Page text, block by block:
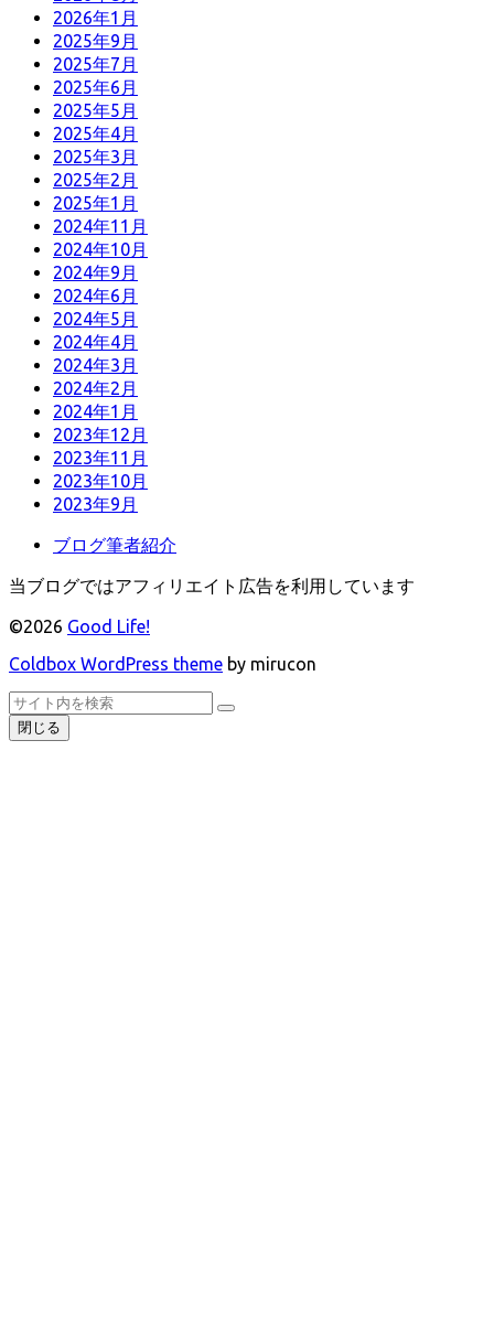
2026年1月
2025年9月
2025年7月
2025年6月
2025年5月
2025年4月
2025年3月
2025年2月
2025年1月
2024年11月
2024年10月
2024年9月
2024年6月
2024年5月
2024年4月
2024年3月
2024年2月
2024年1月
2023年12月
2023年11月
2023年10月
2023年9月
ブログ筆者紹介
当ブログではアフィリエイト広告を利用しています
©2026 Good Life!
Coldbox WordPress theme by mirucon
ト
ッ
プ
検
索
検
閉じる